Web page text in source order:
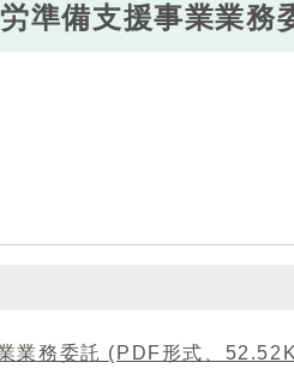
準備支援事業業務
業務委託 (PDF形式、